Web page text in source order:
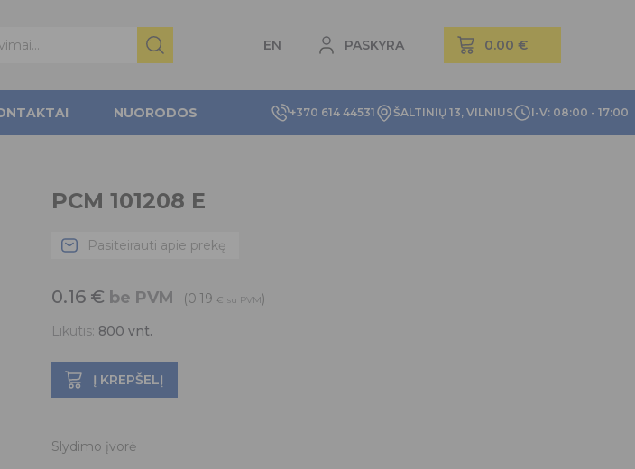
EN PASKYRA
+370 614 44531 ŠALTINIŲ 13, VILNIUS I-V: 08:00 - 17:00
NUORODOS
PCM 101208 E
Pasiteirauti apie prekę
0.16 € be PVM (0.19 € su PVM)
Likutis: 800 vnt.
Į KREPŠELĮ
Slydimo įvorė